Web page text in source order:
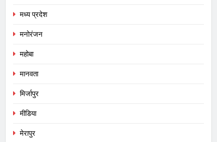
मध्य प्रदेश
मनोरंजन
महोबा
मानवता
मिर्जापुर
मीडिया
मेरापुर